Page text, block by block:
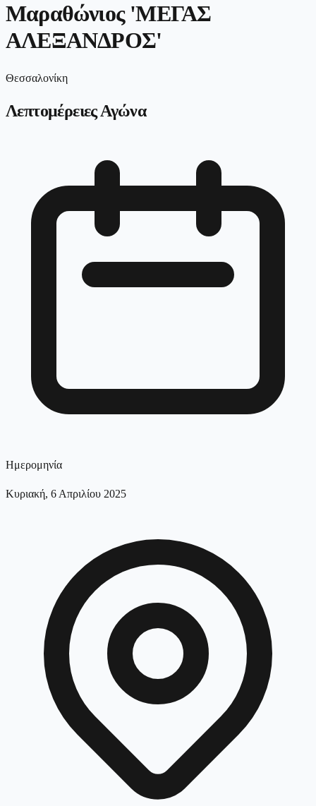
Μαραθώνιος 'ΜΕΓΑΣ
ΑΛΕΞΑΝΔΡΟΣ'
Θεσσαλονίκη
Λεπτομέρειες Αγώνα
Ημερομηνία
Κυριακή, 6 Απριλίου 2025